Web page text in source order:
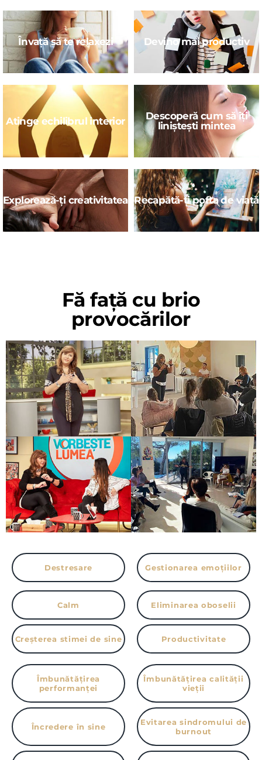
Învață să te relaxezi Devino mai productiv
Atinge echilibrul interior
Descoperă cum să îți
liniștești mintea
Explorează-ți creativitatea Recapătă-ți pofta de viață
Fă față cu brio
provocărilor
Destresare Gestionarea emoțiilor
Calm Eliminarea oboselii
Creșterea stimei de sine Productivitate
Îmbunătățirea
performanței
Îmbunătățirea calității
vieții
Încredere în sine
Evitarea sindromului de
burnout